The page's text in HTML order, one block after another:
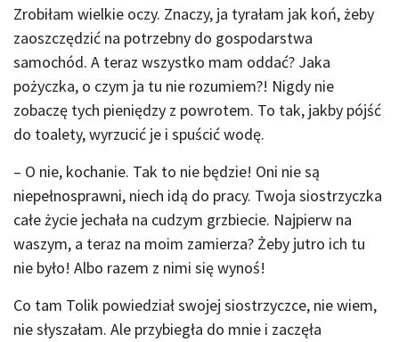
Zrobiłam wielkie oczy. Znaczy, ja tyrałam jak koń, żeby
zaoszczędzić na potrzebny do gospodarstwa
samochód. A teraz wszystko mam oddać? Jaka
pożyczka, o czym ja tu nie rozumiem?! Nigdy nie
zobaczę tych pieniędzy z powrotem. To tak, jakby pójść
do toalety, wyrzucić je i spuścić wodę.
– O nie, kochanie. Tak to nie będzie! Oni nie są
niepełnosprawni, niech idą do pracy. Twoja siostrzyczka
całe życie jechała na cudzym grzbiecie. Najpierw na
waszym, a teraz na moim zamierza? Żeby jutro ich tu
nie było! Albo razem z nimi się wynoś!
Co tam Tolik powiedział swojej siostrzyczce, nie wiem,
nie słyszałam. Ale przybiegła do mnie i zaczęła